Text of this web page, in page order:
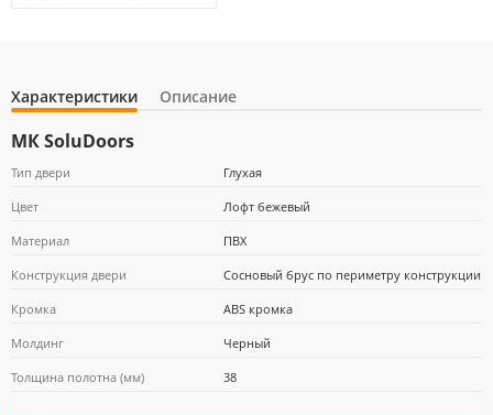
otpbank
Почта Банк
Характеристики
МК SoluDoors
Тип двери Глухая
Цвет Лофт бежевый
Материал ПВХ
Конструкция двери Сосновый брус по периметру конструкции
Кромка ABS кромка
Молдинг Черный
Толщина полотна (мм) 38
Описание